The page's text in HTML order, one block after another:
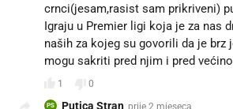
crnci(jesam,rasist sam prikriveni)
Igraju u Premier ligi koja je za nas
naših za kojeg su govorili da je brz
mogu sakriti pred njim i pred
1 0
PS Putica Stran prije 2 mjeseca